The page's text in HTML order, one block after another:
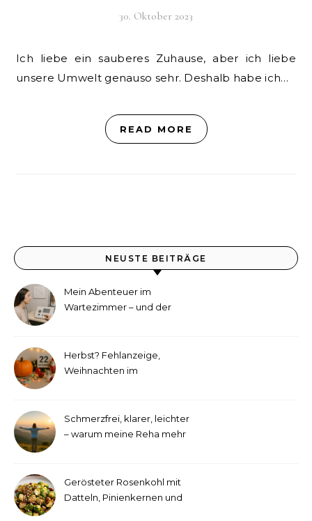
30. Oktober 2023
Ich liebe ein sauberes Zuhause, aber ich liebe
unsere Umwelt genauso sehr. Deshalb habe ich…
READ MORE
NEUSTE BEITRÄGE
Mein Abenteuer im
Wartezimmer – und der
Herbst? Fehlanzeige,
Weihnachten im
Schmerzfrei, klarer, leichter
– warum meine Reha mehr
Gerösteter Rosenkohl mit
Datteln, Pinienkernen und